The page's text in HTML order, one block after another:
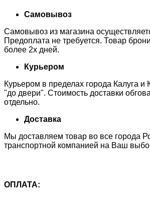
Самовывоз
Самовывоз из магазина
Предоплата не требуется. Товар
более 2х дней.
Курьером
Курьером в пределах города Калуга и
"до двери". Стоимость доставки
отдельно.
Доставка
Мы доставляем товар во все города
транспортной компанией на Ваш
ОПЛАТА: